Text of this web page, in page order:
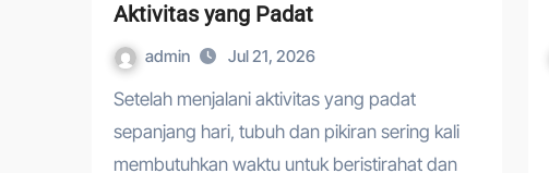
Aktivitas yang Padat
admin Jul 21, 2026
Setelah menjalani aktivitas yang padat
sepanjang hari, tubuh dan pikiran sering kali
membutuhkan waktu untuk beristirahat dan